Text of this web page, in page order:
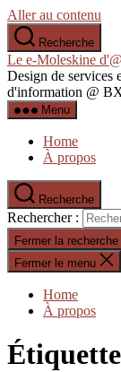
Aller au contenu
Recherche
Le e-Moleskine
Design de services
d'information @
Menu
Home
À propos
Recherche
Rechercher :
Fermer la recherche
Fermer le menu
Home
À propos